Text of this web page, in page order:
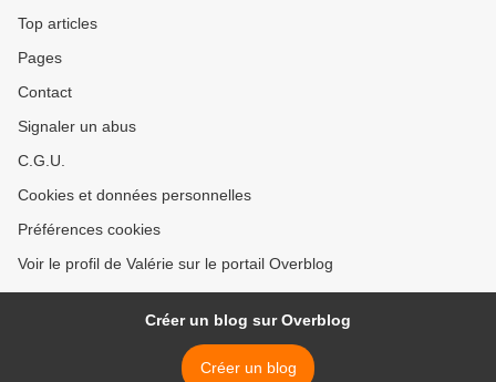
Top articles
Pages
Contact
Signaler un abus
C.G.U.
Cookies et données personnelles
Préférences cookies
Voir le profil de Valérie sur le portail Overblog
Créer un blog sur Overblog
Créer un blog